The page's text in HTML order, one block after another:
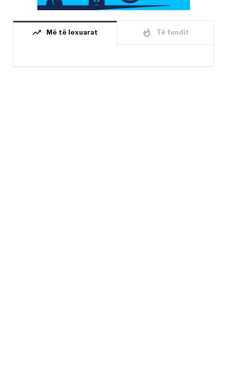
trending_up Më të lexuarat whatshot Të fundit